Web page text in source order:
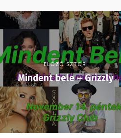
ELŐZŐ SZTORI
Mindent bele – Grizzly